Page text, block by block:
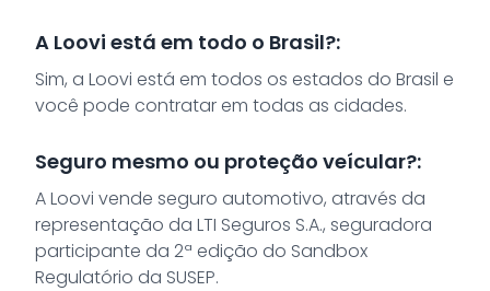
A Loovi está em todo o Brasil?:
Sim, a Loovi está em todos os estados do Brasil e
você pode contratar em todas as cidades.
Seguro mesmo ou proteção veícular?:
A Loovi vende seguro automotivo, através da
representação da LTI Seguros S.A., seguradora
participante da 2ª edição do Sandbox
Regulatório da SUSEP.